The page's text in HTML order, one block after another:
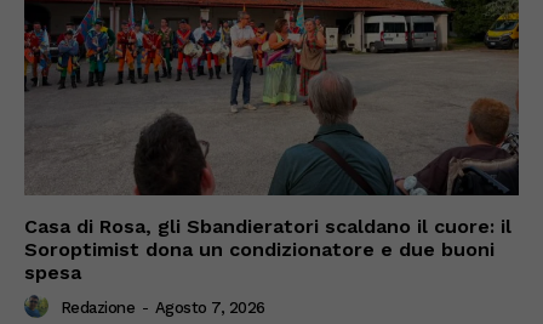
Casa di Rosa, gli Sbandieratori scaldano il cuore: il
Soroptimist dona un condizionatore e due buoni
spesa
Redazione - Agosto 7, 2026